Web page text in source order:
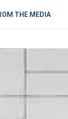
THE MEDIA